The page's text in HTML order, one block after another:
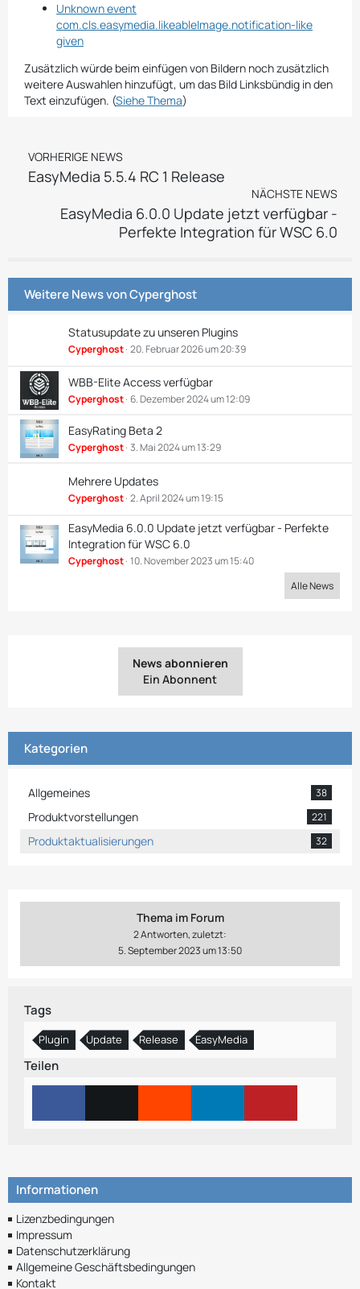
Unknown event
com.cls.easymedia.likeableImage.notification-like
given
Zusätzlich würde beim einfügen von Bildern noch zusätzlich
weitere Auswahlen hinzufügt, um das Bild Linksbündig in den
Text einzufügen. (Siehe Thema)
VORHERIGE NEWS
EasyMedia 5.5.4 RC 1 Release
NÄCHSTE NEWS
EasyMedia 6.0.0 Update jetzt verfügbar -
Perfekte Integration für WSC 6.0
Weitere News vonCyperghost
Statusupdate zu unseren Plugins
Cyperghost 20. Februar 2026 um 20:39
WBB-Elite Access verfügbar
Cyperghost 6. Dezember 2024 um 12:09
EasyRating Beta 2
Cyperghost 3. Mai 2024 um 13:29
Mehrere Updates
Cyperghost 2. April 2024 um 19:15
EasyMedia 6.0.0 Update jetzt verfügbar - Perfekte
Integration für WSC 6.0
Cyperghost 10. November 2023 um 15:40
Alle News
News abonnieren
Ein Abonnent
Kategorien
Allgemeines 38
Produktvorstellungen 221
Produktaktualisierungen 32
Thema im Forum
2 Antworten, zuletzt:
5. September 2023 um 13:50
Tags
Plugin Update Release EasyMedia
Teilen
Informationen
Lizenzbedingungen
Impressum
Datenschutzerklärung
Allgemeine Geschäftsbedingungen
Kontakt